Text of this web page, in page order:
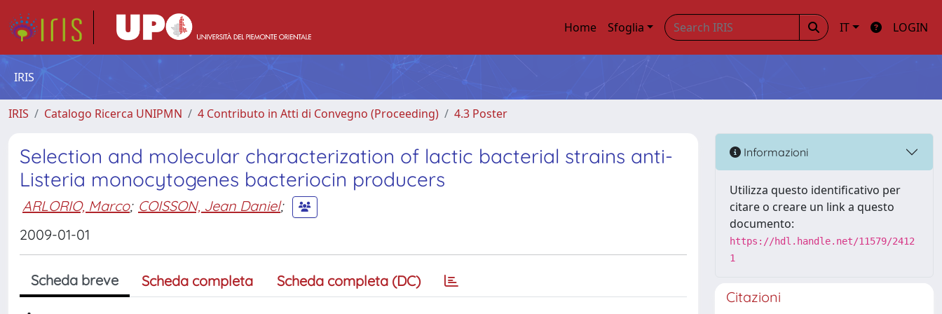
Home Sfoglia IT LOGIN
IRIS
IRIS Catalogo Ricerca UNIPMN 4 Contributo in Atti di Convegno (Proceeding) 4.3 Poster
Selection and molecular characterization of lactic bacterial strains anti-
Listeria monocytogenes bacteriocin producers
ARLORIO, Marco; COISSON, Jean Daniel;
2009-01-01
Scheda breve Scheda completa Scheda completa (DC)
Informazioni
Utilizza questo identificativo per
citare o creare un link a questo
documento:
https://hdl.handle.net/11579/2412
1
Citazioni